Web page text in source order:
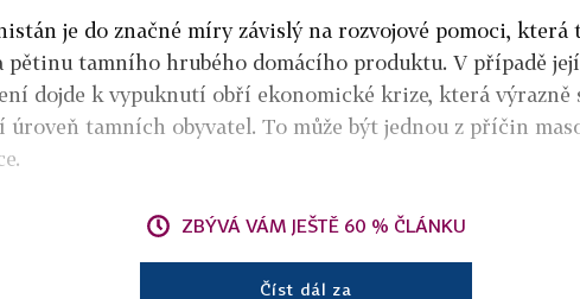
je do značné míry závislý na rozvojové pomoci, která
pětinu tamního hrubého domácího produktu. V případě
dojde k vypuknutí obří ekonomické krize, která výrazně
úroveň tamních obyvatel. To může být jednou z příčin
ZBÝVÁ VÁM JEŠTĚ 60 % ČLÁNKU
Číst dál za